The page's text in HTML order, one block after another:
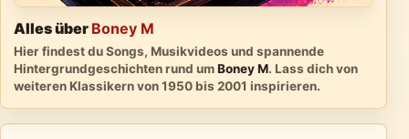
Alles über Boney M
Hier findest du Songs, Musikvideos und spannende
Hintergrundgeschichten rund umBoney M. Lass dich von
weiteren Klassikern von 1950 bis 2001 inspirieren.